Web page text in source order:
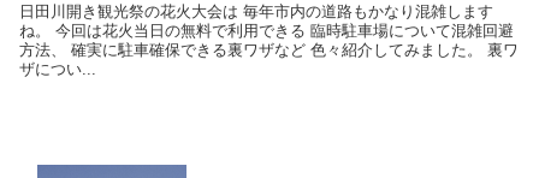
日田川開き観光祭の花火大会は 毎年市内の道路もかなり混雑します
ね。 今回は花火当日の無料で利用できる 臨時駐車場について混雑回避
方法、 確実に駐車確保できる裏ワザなど 色々紹介してみました。 裏ワ
ザについ...